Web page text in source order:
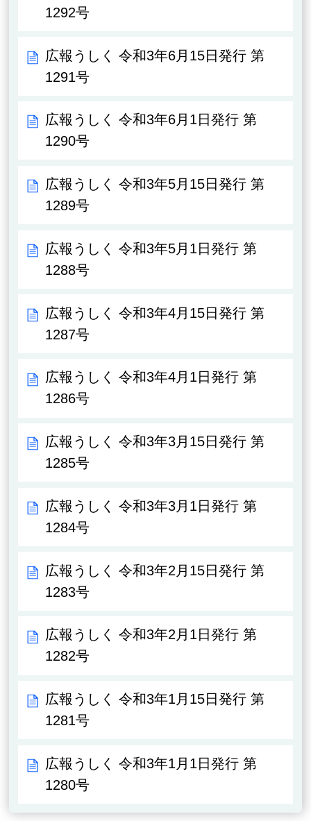
1292号
広報うしく 令和3年6月15日発行 第
1291号
広報うしく 令和3年6月1日発行 第
1290号
広報うしく 令和3年5月15日発行 第
1289号
広報うしく 令和3年5月1日発行 第
1288号
広報うしく 令和3年4月15日発行 第
1287号
広報うしく 令和3年4月1日発行 第
1286号
広報うしく 令和3年3月15日発行 第
1285号
広報うしく 令和3年3月1日発行 第
1284号
広報うしく 令和3年2月15日発行 第
1283号
広報うしく 令和3年2月1日発行 第
1282号
広報うしく 令和3年1月15日発行 第
1281号
広報うしく 令和3年1月1日発行 第
1280号